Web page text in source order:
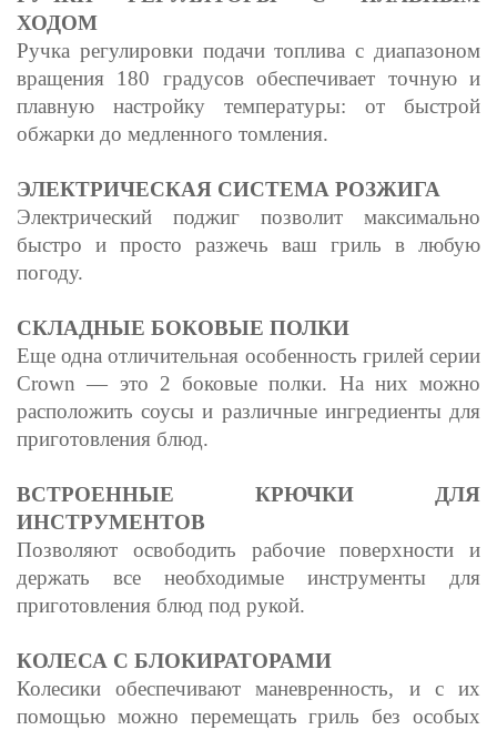
ХОДОМ
Ручка регулировки подачи топлива с диапазоном
вращения 180 градусов обеспечивает точную и
плавную настройку температуры: от быстрой
обжарки до медленного томления.
ЭЛЕКТРИЧЕСКАЯ СИСТЕМА РОЗЖИГА
Электрический поджиг позволит максимально
быстро и просто разжечь ваш гриль в любую
погоду.
СКЛАДНЫЕ БОКОВЫЕ ПОЛКИ
Еще одна отличительная особенность грилей серии
Crown — это 2 боковые полки. На них можно
расположить соусы и различные ингредиенты для
приготовления блюд.
ВСТРОЕННЫЕ КРЮЧКИ ДЛЯ
ИНСТРУМЕНТОВ
Позволяют освободить рабочие поверхности и
держать все необходимые инструменты для
приготовления блюд под рукой.
КОЛЕСА С БЛОКИРАТОРАМИ
Колесики обеспечивают маневренность, и с их
помощью можно перемещать гриль без особых